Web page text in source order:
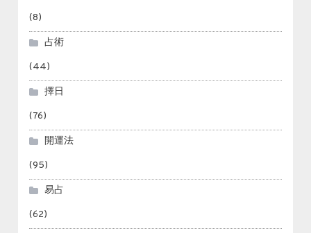
(8)
占術
(44)
擇日
(76)
開運法
(95)
易占
(62)